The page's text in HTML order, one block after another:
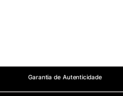
Garantia de Autenticidade